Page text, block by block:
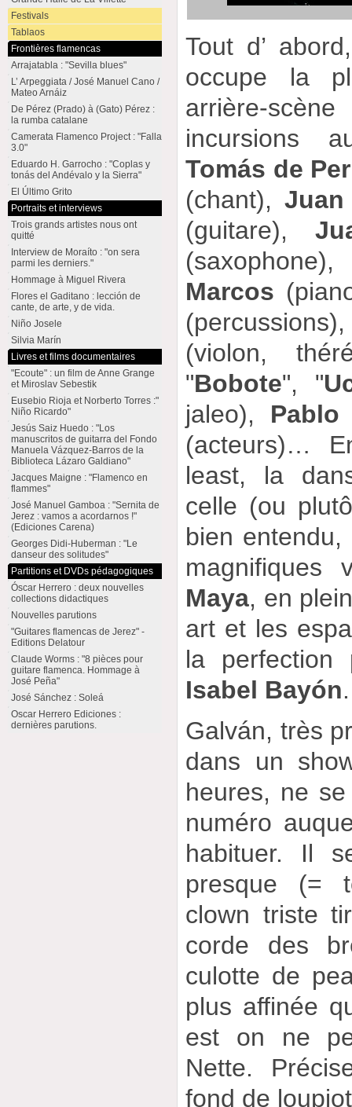
Tout d’
occupe la
arrière-
incursions
Tomás de
(chant),
(guitare),
Marcos
(violon,
"Bobote", "
jaleo), Pablo
(acteurs)…
least, la
celle (ou
bien
magnifiques
Maya, en
art et les
la perfection
Isabel Bayón.
Galván, très
dans un
heures, ne
numéro
habituer. Il
presque (=
clown triste
corde des
culotte de
plus affinée
est on ne
Nette.
fond de
Festivals
Tablaos
Frontières flamencas
Arrajatabla : "Sevilla blues"
L’ Arpeggiata / José Manuel Cano /
Mateo Arnáiz
De Pérez (Prado) à (Gato) Pérez :
la rumba catalane
Camerata Flamenco Project : "Falla
3.0"
Eduardo H. Garrocho : "Coplas y
tonás del Andévalo y la Sierra"
El Último Grito
Portraits et interviews
Trois grands artistes nous ont
quitté
Interview de Moraíto : "on sera
parmi les derniers."
Hommage à Miguel Rivera
Flores el Gaditano : lección de
cante, de arte, y de vida.
Niño Josele
Silvia Marín
Livres et films documentaires
"Ecoute" : un film de Anne Grange
et Miroslav Sebestik
Eusebio Rioja et Norberto Torres :"
Niño Ricardo"
Jesús Saiz Huedo : "Los
manuscritos de guitarra del Fondo
Manuela Vázquez-Barros de la
Biblioteca Lázaro Galdiano"
Jacques Maigne : "Flamenco en
flammes"
José Manuel Gamboa : "Sernita de
Jerez : vamos a acordarnos !"
(Ediciones Carena)
Georges Didi-Huberman : "Le
danseur des solitudes"
Partitions et DVDs pédagogiques
Óscar Herrero : deux nouvelles
collections didactiques
Nouvelles parutions
"Guitares flamencas de Jerez" -
Editions Delatour
Claude Worms : "8 pièces pour
guitare flamenca. Hommage à
José Peña"
José Sánchez : Soleá
Oscar Herrero Ediciones :
dernières parutions.